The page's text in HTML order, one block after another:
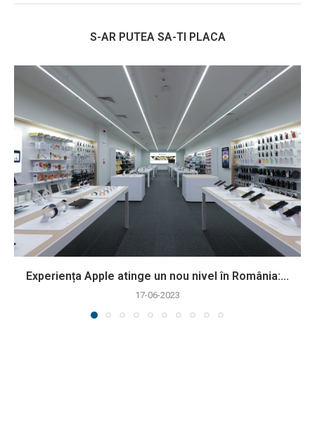
S-AR PUTEA SA-TI PLACA
Experiența Apple atinge un nou nivel în România:...
17-06-2023